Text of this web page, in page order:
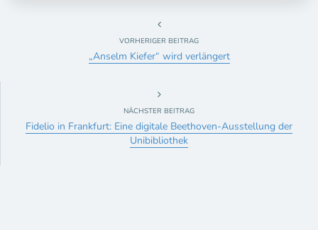
VORHERIGER BEITRAG
„Anselm Kiefer“ wird verlängert
NÄCHSTER BEITRAG
Fidelio in Frankfurt: Eine digitale Beethoven-Ausstellung der
Unibibliothek